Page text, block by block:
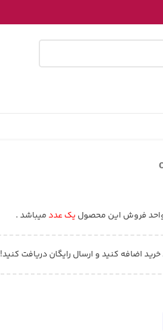
فروش این محصول یک عددمیباشد .
خرید اضافه کنید و ارسال رایگان دریافت کنید!